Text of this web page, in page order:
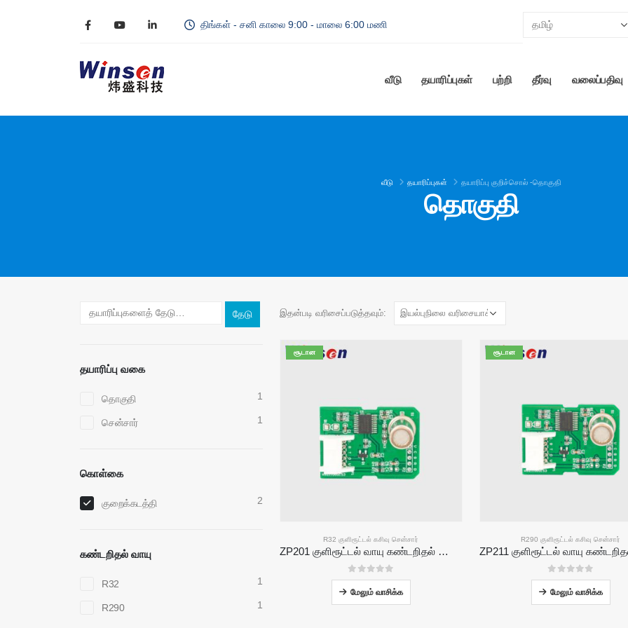
திங்கள் - சனி காலை 9:00 - மாலை 6:00 மணி
வீடு தயாரிப்புகள் பற்றி தீர்வு வலைப்பதிவு
வீடு தயாரிப்புகள் தயாரிப்பு குறிச்சொல் -தொகுதி
தொகுதி
இதன்படி வரிசைப்படுத்தவும்:
சூடான
R32 குளிரூட்டல் கசிவு சென்சார்
ZP201 குளிரூட்டல் வாயு கண்டறிதல் தொகுதி | உயர் உணர்திறன் R32 கசிவு சென்சார்
05 இல்
மேலும் வாசிக்க
சூடான
R290 குளிரூட்டல் கசிவு சென்சார்
05 இல்
மேலும் வாசிக்க
தேடு
தயாரிப்பு வகை
தொகுதி 1
சென்சார் 1
கொள்கை
குறைக்கடத்தி 2
கண்டறிதல் வாயு
R32 1
R290 1